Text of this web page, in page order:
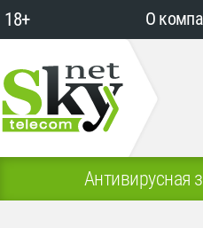
18+ О
Антивирусная